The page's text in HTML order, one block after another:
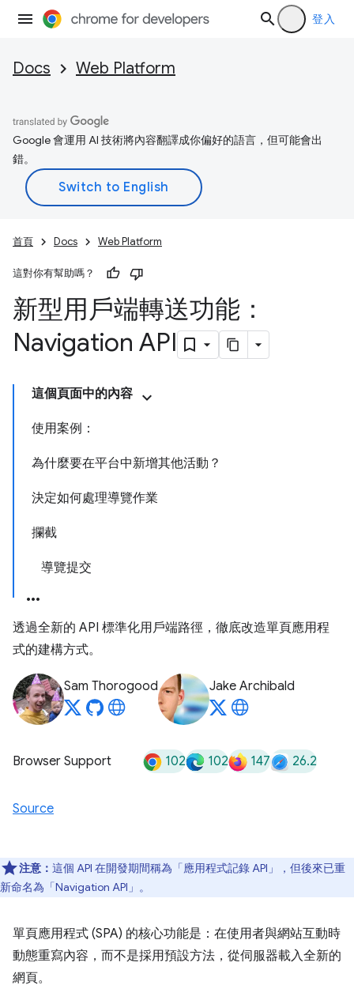
登入
Docs Web Platform
Google 會運用 AI 技術將內容翻譯成你偏好的語言，但可能會出
錯。
首頁 Docs Web Platform
這對你有幫助嗎？
新型用戶端轉送功能：
Navigation API
這個頁面中的內容
使用案例：
為什麼要在平台中新增其他活動？
決定如何處理導覽作業
攔截
導覽提交
透過全新的 API 標準化用戶端路徑，徹底改造單頁應用程
式的建構方式。
Sam Thorogood Jake Archibald
Browser Support 102 102 147 26.2
Source
注意： 這個 API 在開發期間稱為「應用程式記錄 API」，但後來已重
新命名為「Navigation API」。
單頁應用程式 (SPA) 的核心功能是：在使用者與網站互動時
動態重寫內容，而不是採用預設方法，從伺服器載入全新的
網頁。